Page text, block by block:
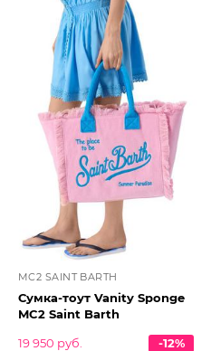
MC2 SAINT BARTH
Сумка-тоут Vanity Sponge
MC2 Saint Barth
19 950 руб.
-12%